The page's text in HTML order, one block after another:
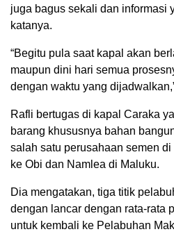
juga bagus sekali dan informasi
katanya.
“Begitu pula saat kapal akan
maupun dini hari semua
dengan waktu yang
Rafli bertugas di kapal Caraka
barang khususnya bahan
salah satu perusahaan semen
ke Obi dan Namlea di Maluku.
Dia mengatakan, tiga titik
dengan lancar dengan rata-rata
untuk kembali ke Pelabuhan